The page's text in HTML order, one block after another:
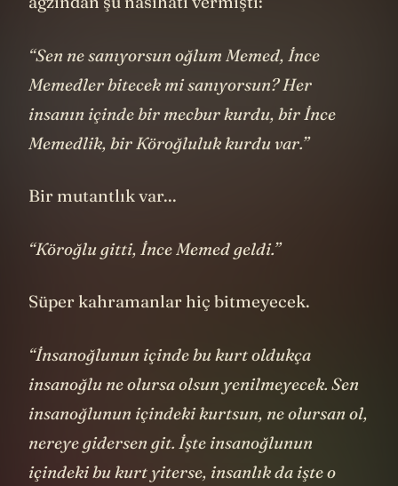
“Sen ne sanıyorsun oğlum Memed, İnce
Memedler bitecek mi sanıyorsun? Her
insanın içinde bir mecbur kurdu, bir İnce
Memedlik, bir Köroğluluk kurdu var.”
Bir mutantlık var...
“Köroğlu gitti, İnce Memed geldi.”
Süper kahramanlar hiç bitmeyecek.
“İnsanoğlunun içinde bu kurt oldukça
insanoğlu ne olursa olsun yenilmeyecek. Sen
insanoğlunun içindeki kurtsun, ne olursan ol,
nereye gidersen git. İşte insanoğlunun
içindeki bu kurt yiterse, insanlık da işte o